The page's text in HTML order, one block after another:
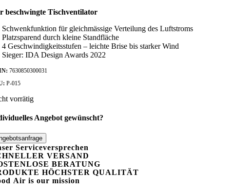
beschwingte Tischventilator
Schwenkfunktion für gleichmässige Verteilung des Luftstroms
Platzsparend durch kleine Standfläche
4 Geschwindigkeitsstufen – leichte Brise bis starker Wind
Sieger: IDA Design Awards 2022
7630850300031
P-015
vorrätig
Angebot gewünscht?
Serviceversprechen
VERSAND
BERATUNG
HÖCHSTER QUALITÄT
Air is our mission